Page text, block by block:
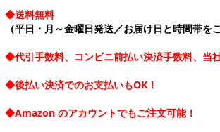
◆送料無料
（平日・月～金曜日発送／お届け日と時間帯を
◆代引手数料、コンビニ前払い決済手数料、当
◆後払い決済でのお支払いもOK！
◆Amazon のアカウントでもご注文可能！